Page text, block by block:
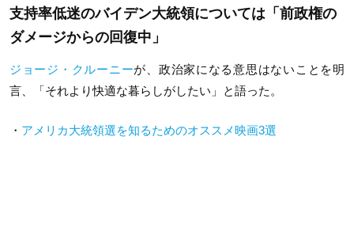
支持率低迷のバイデン大統領については「前政権の
ダメージからの回復中」
ジョージ・クルーニーが、政治家になる意思はないことを明
言、「それより快適な暮らしがしたい」と語った。
・ アメリカ大統領選を知るためのオススメ映画3選